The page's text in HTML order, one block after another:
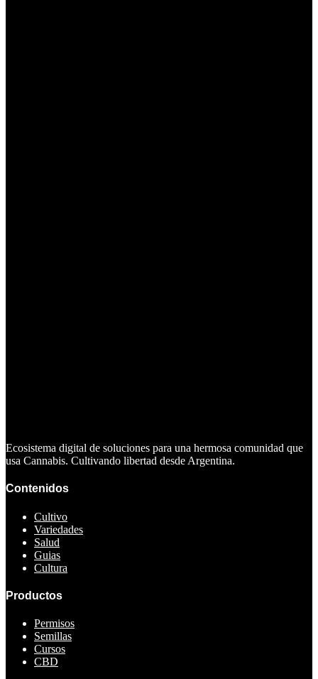
Ecosistema digital de soluciones para una hermosa comunidad que
usa Cannabis. Cultivando libertad desde Argentina.
Contenidos
Cultivo
Variedades
Salud
Guias
Cultura
Productos
Permisos
Semillas
Cursos
CBD